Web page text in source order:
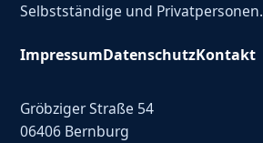
Selbstständige und Privatpersonen.
ImpressumDatenschutzKontakt
Gröbziger Straße 54
06406 Bernburg